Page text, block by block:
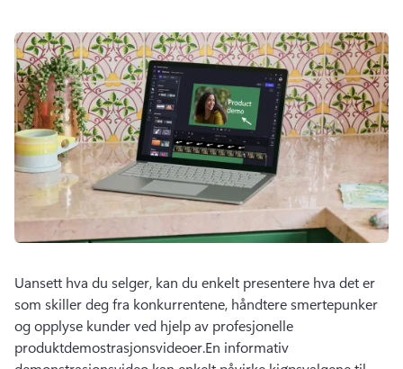
Uansett hva du selger, kan du enkelt presentere hva det er
som skiller deg fra konkurrentene, håndtere smertepunker
og opplyse kunder ved hjelp av profesjonelle
produktdemostrasjonsvideoer.En informativ